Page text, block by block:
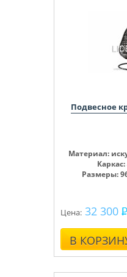
Подвесное
Материал:
Размеры:
Цена: 32 300
В